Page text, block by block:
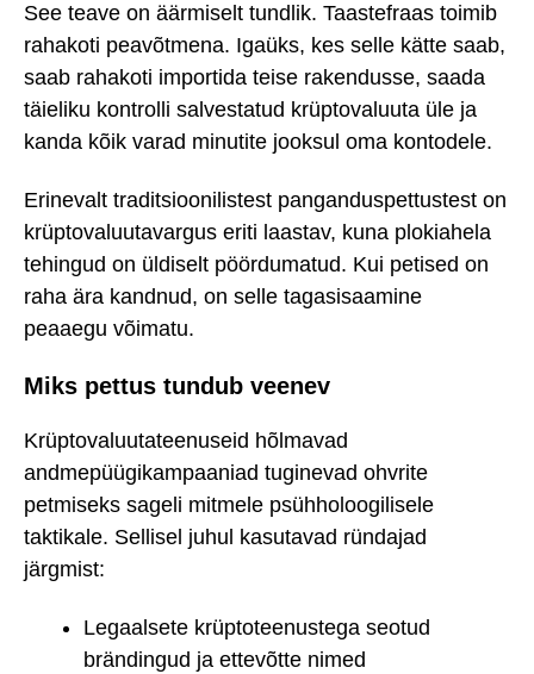
See teave on äärmiselt tundlik. Taastefraas toimib
rahakoti peavõtmena. Igaüks, kes selle kätte saab,
saab rahakoti importida teise rakendusse, saada
täieliku kontrolli salvestatud krüptovaluuta üle ja
kanda kõik varad minutite jooksul oma kontodele.
Erinevalt traditsioonilistest panganduspettustest on
krüptovaluutavargus eriti laastav, kuna plokiahela
tehingud on üldiselt pöördumatud. Kui petised on
raha ära kandnud, on selle tagasisaamine
peaaegu võimatu.
Miks pettus tundub veenev
Krüptovaluutateenuseid hõlmavad
andmepüügikampaaniad tuginevad ohvrite
petmiseks sageli mitmele psühholoogilisele
taktikale. Sellisel juhul kasutavad ründajad
järgmist:
Legaalsete krüptoteenustega seotud
brändingud ja ettevõtte nimed